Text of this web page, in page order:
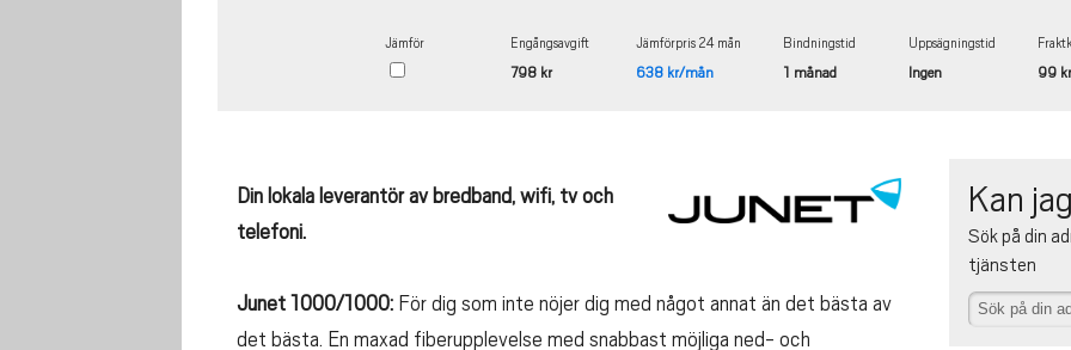
Jämför Engångsavgift
798 kr
Jämförpris 24 mån
638 kr/mån
Bindningstid
1 månad
Uppsägningstid
Ingen 99 kr
Din lokala leverantör av bredband, wifi, tv och
telefoni.
Junet 1000/1000: För dig som inte nöjer dig med något annat än det bästa av
det bästa. En maxad fiberupplevelse med snabbast möjliga ned- och
Kan
Sök på din
tjänsten